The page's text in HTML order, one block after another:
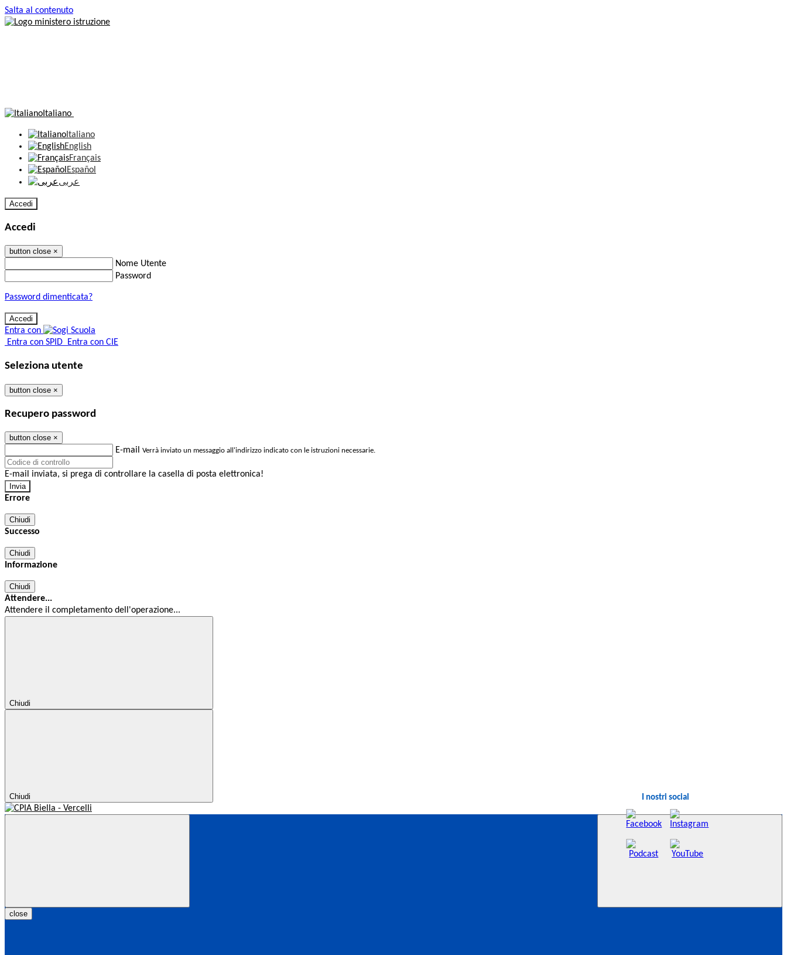
Salta al contenuto
Italiano
Italiano
English
Français
Español
عربى
Accedi
Accedi
button close ×
Nome Utente
Password
Password dimenticata?
Entra con
Entra con SPID Entra con CIE
Seleziona utente
button close ×
Recupero password
button close ×
E-mail Verrà inviato un messaggio all'indirizzo indicato con le istruzioni necessarie.
E-mail inviata, si prega di controllare la casella di posta elettronica!
Errore
Chiudi
Successo
Chiudi
Informazione
Chiudi
Attendere...
Attendere il completamento dell'operazione...
Chiudi
Chiudi I nostri social
close